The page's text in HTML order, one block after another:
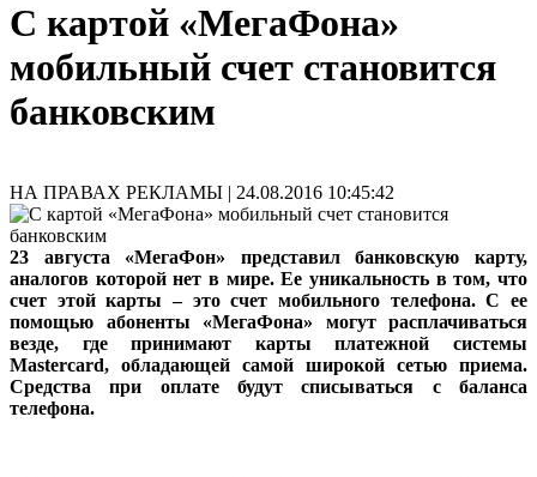
С картой «МегаФона»
мобильный счет становится
банковским
НА ПРАВАХ РЕКЛАМЫ | 24.08.2016 10:45:42
23 августа «МегаФон» представил банковскую карту,
аналогов которой нет в мире. Ее уникальность в том, что
счет этой карты – это счет мобильного телефона. С ее
помощью абоненты «МегаФона» могут расплачиваться
везде, где принимают карты платежной системы
Mastercard, обладающей самой широкой сетью приема.
Средства при оплате будут списываться с баланса
телефона.